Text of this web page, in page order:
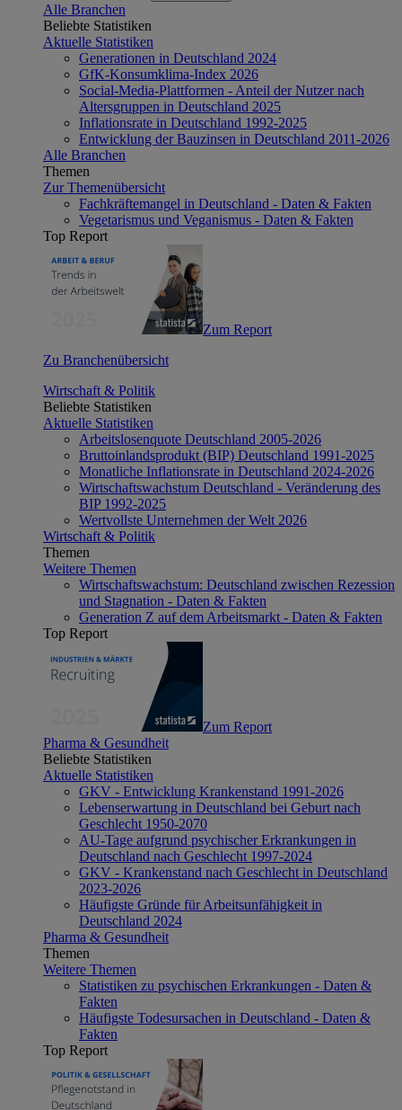
Alle Branchen
Beliebte Statistiken
Aktuelle Statistiken
Generationen in Deutschland 2024
GfK-Konsumklima-Index 2026
Social-Media-Plattformen - Anteil der Nutzer nach
Altersgruppen in Deutschland 2025
Inflationsrate in Deutschland 1992-2025
Entwicklung der Bauzinsen in Deutschland 2011-2026
Alle Branchen
Themen
Zur Themenübersicht
Fachkräftemangel in Deutschland - Daten & Fakten
Vegetarismus und Veganismus - Daten & Fakten
Top Report
Zum Report
Zu Branchenübersicht
Wirtschaft & Politik
Beliebte Statistiken
Aktuelle Statistiken
Arbeitslosenquote Deutschland 2005-2026
Bruttoinlandsprodukt (BIP) Deutschland 1991-2025
Monatliche Inflationsrate in Deutschland 2024-2026
Wirtschaftswachstum Deutschland - Veränderung des
BIP 1992-2025
Wertvollste Unternehmen der Welt 2026
Wirtschaft & Politik
Themen
Weitere Themen
Wirtschaftswachstum: Deutschland zwischen Rezession
und Stagnation - Daten & Fakten
Generation Z auf dem Arbeitsmarkt - Daten & Fakten
Top Report
Zum Report
Pharma & Gesundheit
Beliebte Statistiken
Aktuelle Statistiken
GKV - Entwicklung Krankenstand 1991-2026
Lebenserwartung in Deutschland bei Geburt nach
Geschlecht 1950-2070
AU-Tage aufgrund psychischer Erkrankungen in
Deutschland nach Geschlecht 1997-2024
GKV - Krankenstand nach Geschlecht in Deutschland
2023-2026
Häufigste Gründe für Arbeitsunfähigkeit in
Deutschland 2024
Pharma & Gesundheit
Themen
Weitere Themen
Statistiken zu psychischen Erkrankungen - Daten &
Fakten
Häufigste Todesursachen in Deutschland - Daten &
Fakten
Top Report